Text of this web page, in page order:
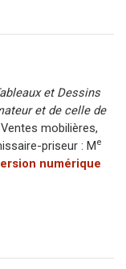
et Dessins
et de celle de
mobilières,
priseur : Me
numérique